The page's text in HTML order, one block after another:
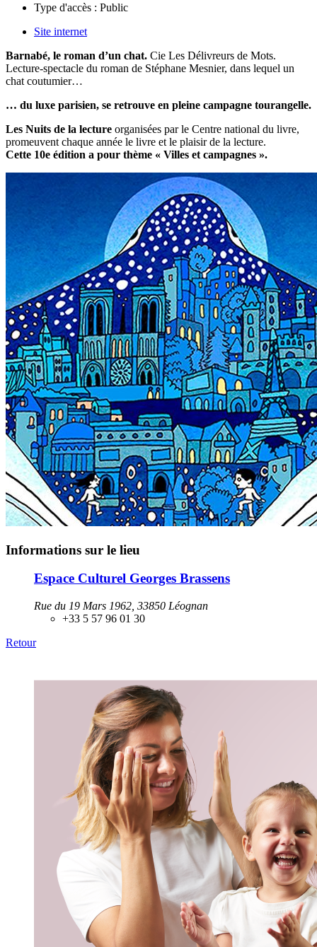
Type d'accès : Public
Site internet
Barnabé, le roman d’un chat. Cie Les Délivreurs de Mots.
Lecture-spectacle du roman de Stéphane Mesnier, dans lequel un
chat coutumier…
… du luxe parisien, se retrouve en pleine campagne tourangelle.
Les Nuits de la lecture organisées par le Centre national du livre,
promeuvent chaque année le livre et le plaisir de la lecture.
Cette 10e édition a pour thème « Villes et campagnes ».
Informations sur le lieu
Espace Culturel Georges Brassens
Rue du 19 Mars 1962, 33850 Léognan
+33 5 57 96 01 30
Retour